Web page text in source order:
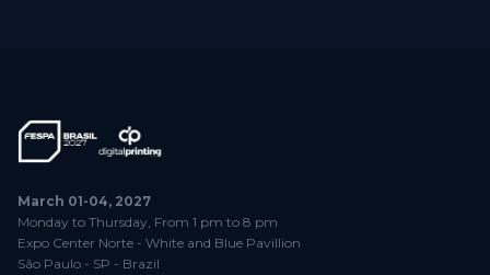
March 01-04, 2027
Monday to Thursday, From 1 pm to 8 pm
Expo Center Norte - White and Blue Pavillion
São Paulo - SP - Brazil